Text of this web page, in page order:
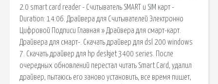
2.0 smart card reader - Считыватель SMART и SIM карт -
Duration: 14:06. Драйвера для Считывателей Электронно
Цифровой Подписи Главная » Драйвера для смарт-карт.
Драйвера для смарт-. Скачать драйвер для dsl 200 windows
7. Скачать драйвер для hp deskjet 3400 series. После
очередных обновлений перестал читать Smart Card, удалил
драйвер, пытаюсь его заново установить, все время пишет,